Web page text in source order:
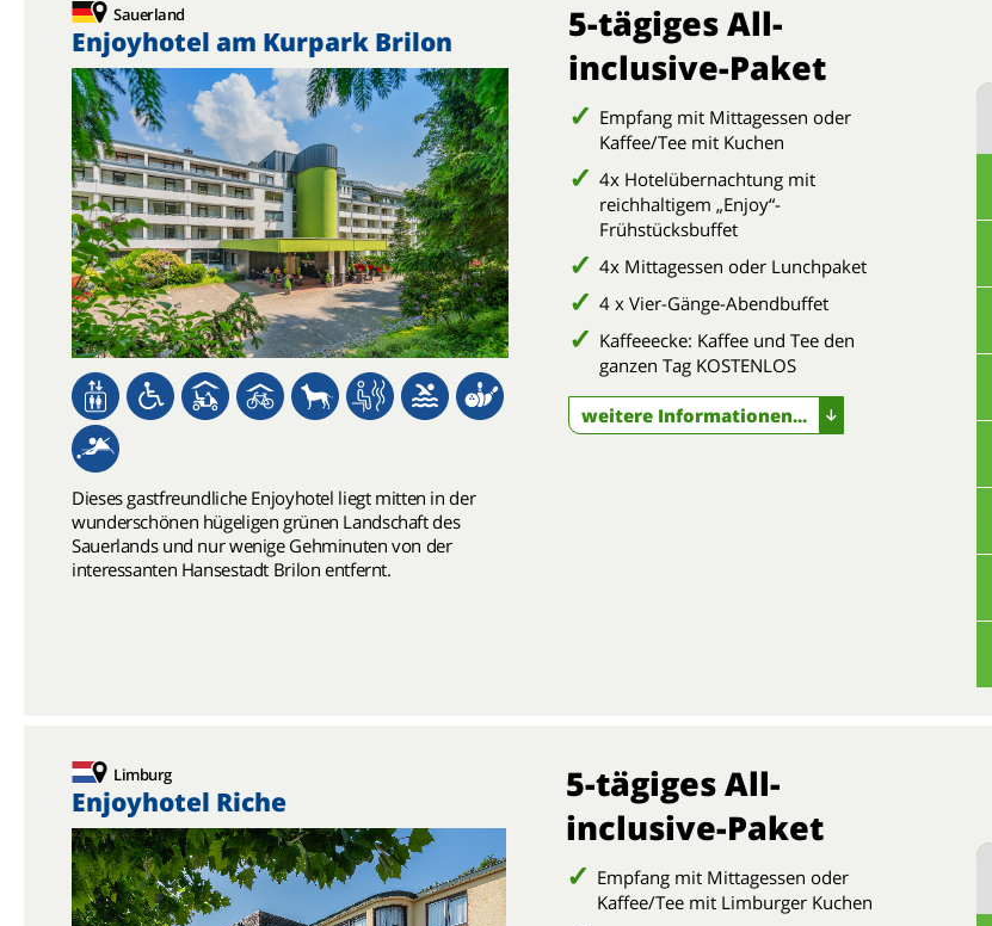
Sauerland
Enjoyhotel am Kurpark Brilon
Dieses gastfreundliche Enjoyhotel liegt mitten in der
wunderschönen hügeligen grünen Landschaft des
Sauerlands und nur wenige Gehminuten von der
interessanten Hansestadt Brilon entfernt.
5-tägiges All-
inclusive-Paket
Empfang mit Mittagessen oder
Kaffee/Tee mit Kuchen
4x Hotelübernachtung mit
reichhaltigem „Enjoy“-
Frühstücksbuffet
4x Mittagessen oder Lunchpaket
4 x Vier-Gänge-Abendbuffet
Kaffeeecke: Kaffee und Tee den
ganzen Tag KOSTENLOS
weitere Informationen...
Limburg
Enjoyhotel Riche
5-tägiges All-
inclusive-Paket
Empfang mit Mittagessen oder
Kaffee/Tee mit Limburger Kuchen